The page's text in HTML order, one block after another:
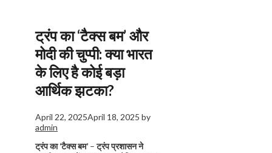
ट्रंप का ‘टैक्स बम’ और
मोदी की चुप्पी: क्या भारत
के लिए है कोई बड़ा
आर्थिक झटका?
April 22, 2025April 18, 2025 by
admin
ट्रंप का ‘टैक्स बम’ –ट्रंप प्रशासन ने